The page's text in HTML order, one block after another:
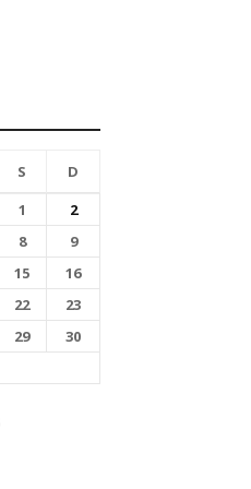
S
D
1
2
8
9
15
16
22
23
29
30